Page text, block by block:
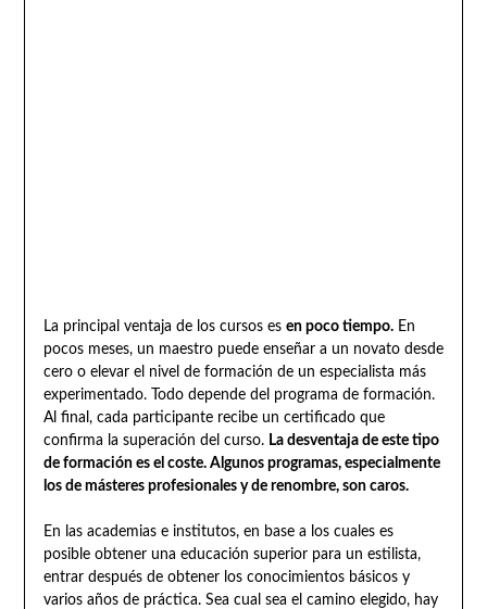
La principal ventaja de los cursos es en poco tiempo.En
pocos meses, un maestro puede enseñar a un novato desde
cero o elevar el nivel de formación de un especialista más
experimentado. Todo depende del programa de formación.
Al final, cada participante recibe un certificado que
confirma la superación del curso. La desventaja de este tipo
de formación es el coste. Algunos programas, especialmente
los de másteres profesionales y de renombre, son caros.
En las academias e institutos, en base a los cuales es
posible obtener una educación superior para un estilista,
entrar después de obtener los conocimientos básicos y
varios años de práctica. Sea cual sea el camino elegido, hay